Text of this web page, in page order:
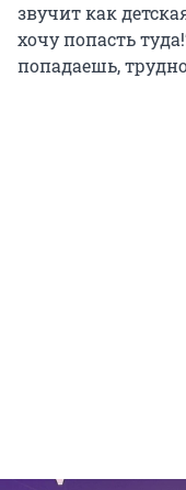
звучит как
хочу попасть
попадаешь,